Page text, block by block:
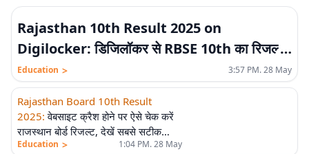
Rajasthan 10th Result 2025 on
Digilocker: डिजिलॉकर से RBSE 10th का रिजल्ट
कैसे देखें? आसान तरीका यहां
Education > 3:57 PM. 28 May
Rajasthan Board 10th Result
2025: वेबसाइट क्रैश होने पर ऐसे चेक करें
राजस्थान बोर्ड रिजल्ट, देखें सबसे सटीक
तरीका
Education > 1:04 PM. 28 May